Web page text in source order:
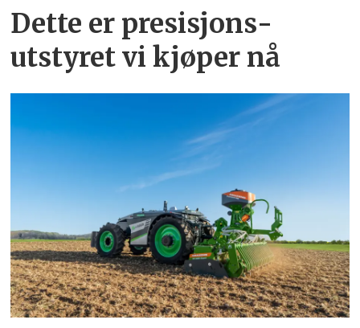
Dette er presisjons­
utstyret vi kjøper nå